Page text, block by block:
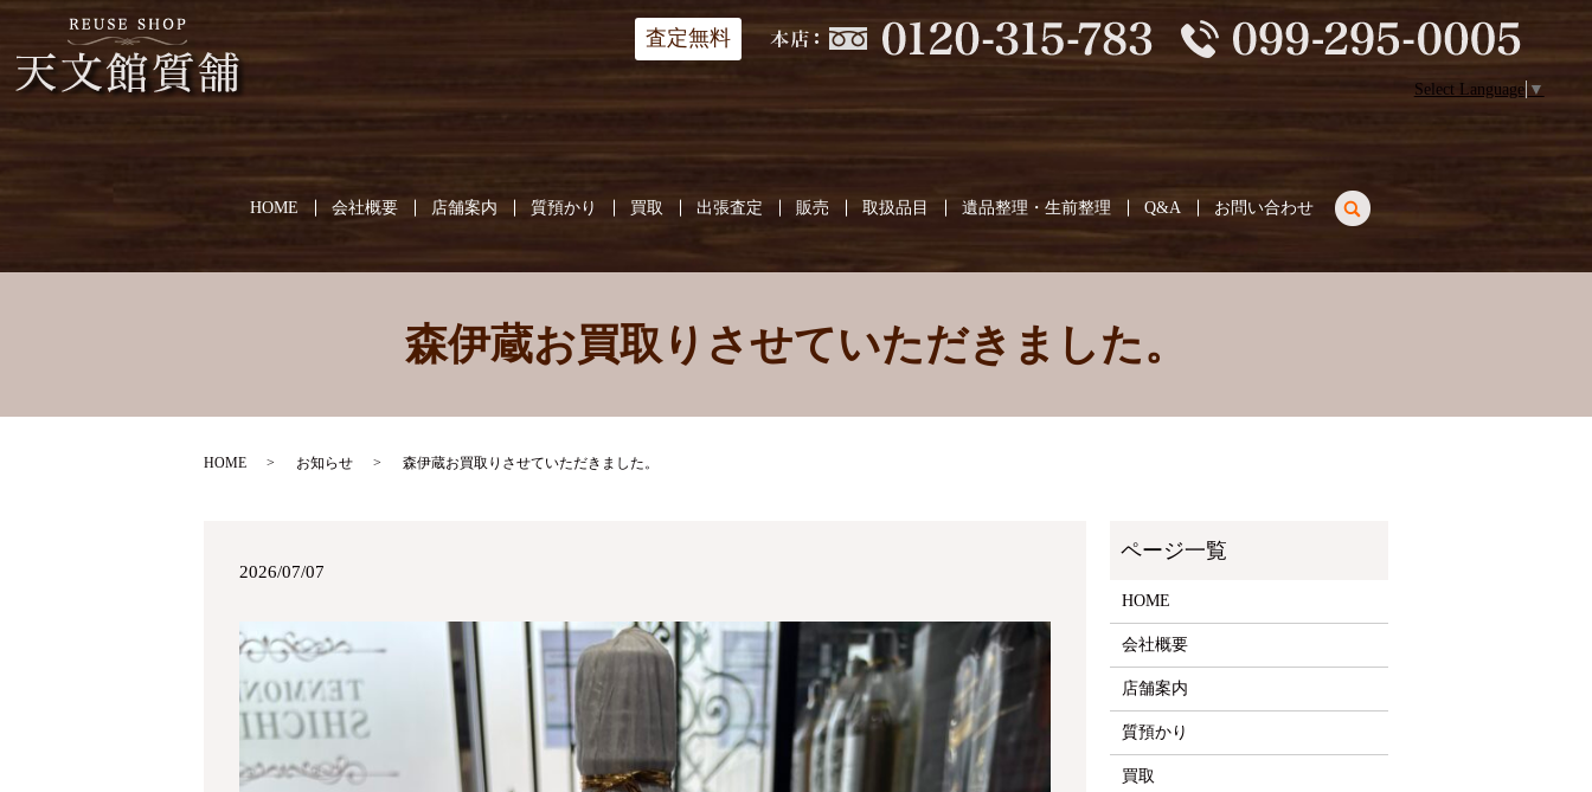
HOME 会社概要 店舗案内 質預かり 買取 出張査定 販売 取扱品目 遺品整理・生前整理 Q&A お問い合わせ search
査定無料
Select Language ▼
森伊蔵お買取りさせていただきました。
HOME お知らせ 森伊蔵お買取りさせていただきました。
2026/07/07
HOME
会社概要
店舗案内
質預かり
買取